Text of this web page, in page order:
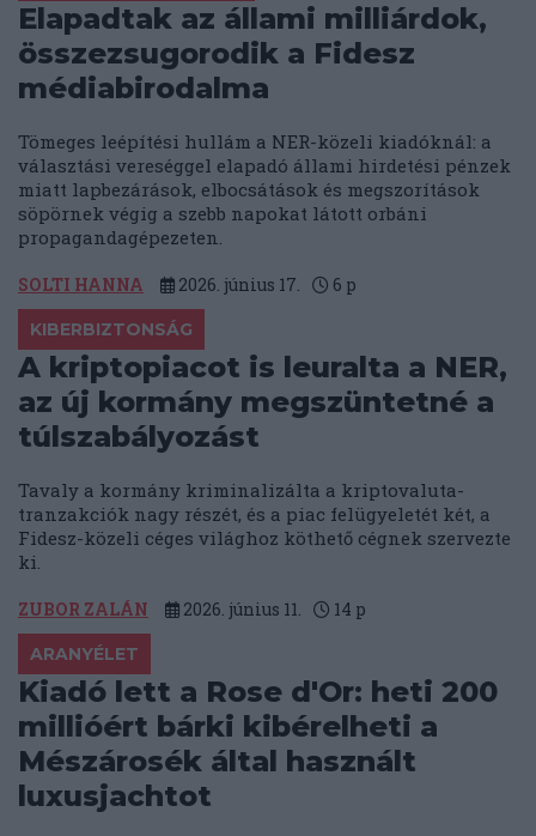
Elapadtak az állami milliárdok,
összezsugorodik a Fidesz
médiabirodalma
Tömeges leépítési hullám a NER-közeli kiadóknál: a
választási vereséggel elapadó állami hirdetési pénzek
miatt lapbezárások, elbocsátások és megszorítások
söpörnek végig a szebb napokat látott orbáni
propagandagépezeten.
SOLTI HANNA 2026. június 17. 6 p
KIBERBIZTONSÁG
A kriptopiacot is leuralta a NER,
az új kormány megszüntetné a
túlszabályozást
Tavaly a kormány kriminalizálta a kriptovaluta-
tranzakciók nagy részét, és a piac felügyeletét két, a
Fidesz-közeli céges világhoz köthető cégnek szervezte
ki.
ZUBOR ZALÁN 2026. június 11. 14 p
ARANYÉLET
Kiadó lett a Rose d'Or: heti 200
millióért bárki kibérelheti a
Mészárosék által használt
luxusjachtot